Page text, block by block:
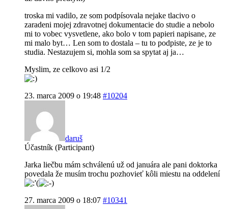
troska mi vadilo, ze som podpísovala nejake tlacivo o
zaradeni mojej zdravotnej dokumentacie do studie a nebolo
mi to vobec vysvetlene, ako bolo v tom papieri napisane, ze
mi malo byt… Len som to dostala – tu to podpiste, ze je to
studia. Nestazujem si, mohla som sa spytat aj ja…
Myslim, ze celkovo asi 1/2
23. marca 2009 o 19:48 #10204
daruš
Účastník (Participant)
Jarka liečbu mám schválenú už od januára ale pani doktorka
povedala že musím trochu pozhovieť kôli miestu na oddelení
27. marca 2009 o 18:07 #10341